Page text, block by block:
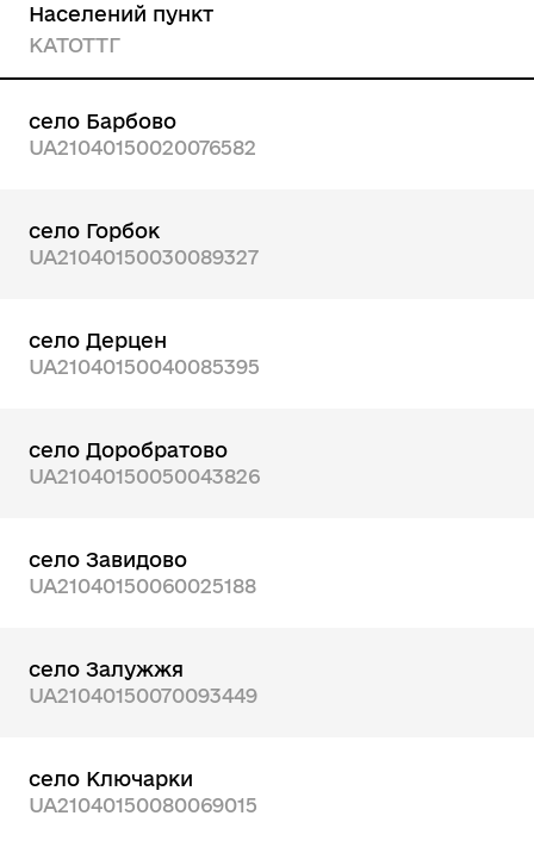
Населений пункт
КАТОТТГ
село Барбово
UA21040150020076582
село Горбок
UA21040150030089327
село Дерцен
UA21040150040085395
село Доробратово
UA21040150050043826
село Завидово
UA21040150060025188
село Залужжя
UA21040150070093449
село Ключарки
UA21040150080069015